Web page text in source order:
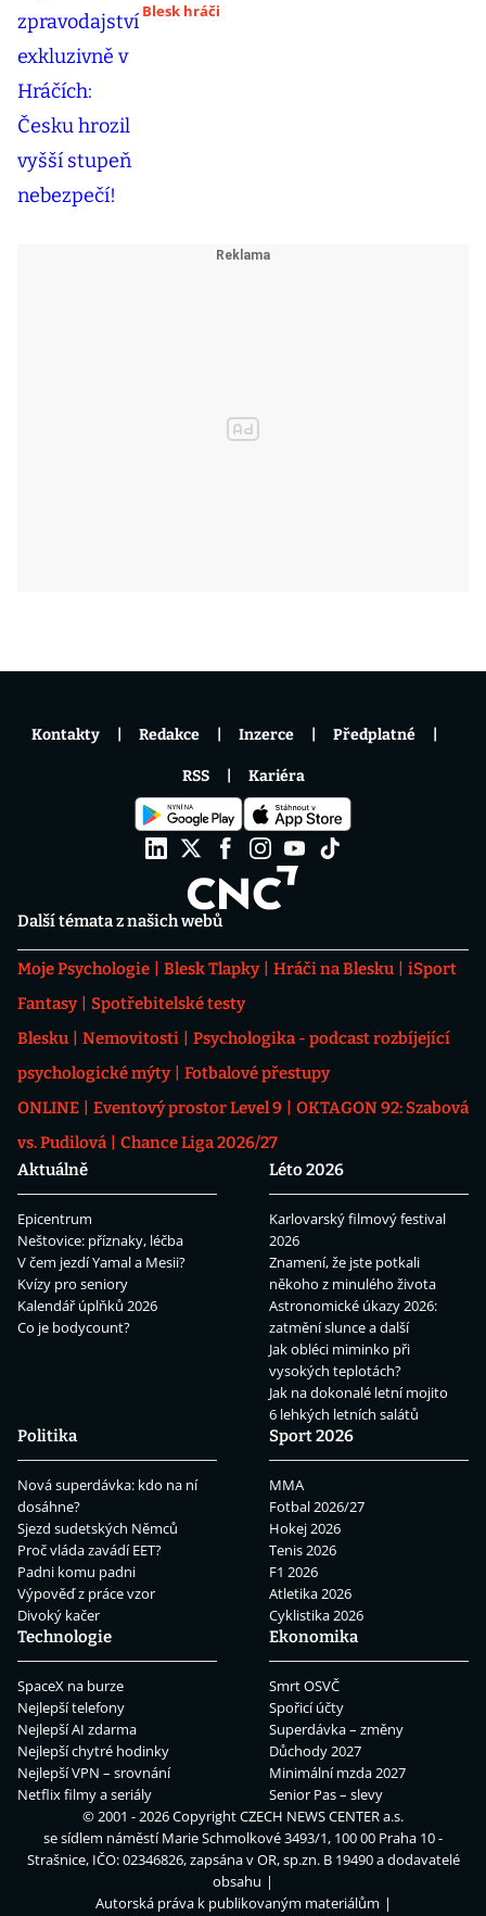
Blesk hráči
Další témata z našich webů
Moje Psychologie Blesk Tlapky Hráči na Blesku
iSport
Fantasy
Spotřebitelské testy
Blesku
Nemovitosti
Psychologika - podcast rozbíjející
psychologické mýty
Fotbalové přestupy
ONLINE
Eventový prostor Level 9
OKTAGON 92: Szabová
vs. Pudilová
Chance Liga 2026/27
Aktuálně
Epicentrum
Neštovice: příznaky, léčba
V čem jezdí Yamal a Mesii?
Kvízy pro seniory
Kalendář úplňků 2026
Co je bodycount?
Léto 2026
Karlovarský filmový festival
2026
Znamení, že jste potkali
někoho z minulého života
Astronomické úkazy 2026:
zatmění slunce a další
Jak obléci miminko při
vysokých teplotách?
Jak na dokonalé letní mojito
6 lehkých letních salátů
Politika
Nová superdávka: kdo na ní
dosáhne?
Sjezd sudetských Němců
Proč vláda zavádí EET?
Padni komu padni
Výpověď z práce vzor
Divoký kačer
Sport 2026
MMA
Fotbal 2026/27
Hokej 2026
Tenis 2026
F1 2026
Atletika 2026
Cyklistika 2026
Technologie
SpaceX na burze
Nejlepší telefony
Nejlepší AI zdarma
Nejlepší chytré hodinky
Nejlepší VPN – srovnání
Netflix filmy a seriály
Ekonomika
Smrt OSVČ
Spořicí účty
Superdávka – změny
Důchody 2027
Minimální mzda 2027
Senior Pas – slevy
Kontakty Redakce Inzerce Předplatné
RSS Kariéra
© 2001 - 2026 CopyrightCZECH NEWS CENTER a.s.
se sídlem náměstí Marie Schmolkové 3493/1, 100 00 Praha 10 -
Strašnice, IČO: 02346826, zapsána v OR, sp.zn. B 19490 a dodavatelé
obsahu
Autorská práva k publikovaným materiálům